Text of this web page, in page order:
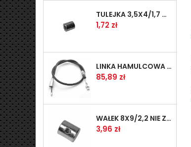
TULEJKA 3,5X4/1,7 GAZÓW -OCYNK
Cena
1,72 zł
LINKA HAMULCOWA PRZYCZEPY KNOTT 1040/830 33921-1.07S
Cena
85,89 zł
WAŁEK 8X9/2,2 NIE ZAMAWIAĆ
Cena
3,96 zł